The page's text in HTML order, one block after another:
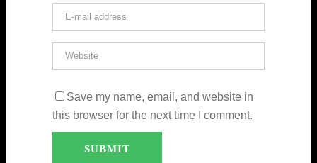
Save my name, email, and website in
this browser for the next time I comment.